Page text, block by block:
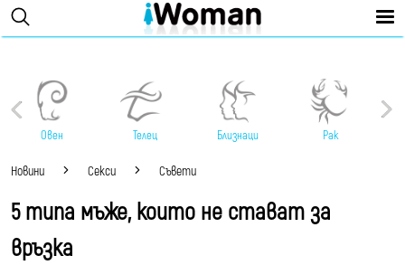
Овен Телец Близнаци Рак
Новини Секси Съвети
5 типа мъже, които не стават за
връзка